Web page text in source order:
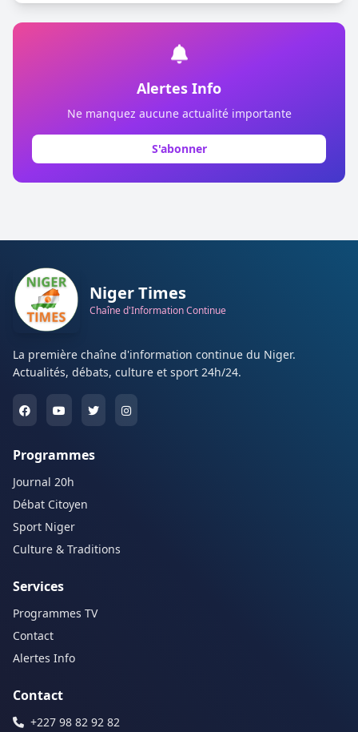
Alertes Info
Ne manquez aucune actualité importante
S'abonner
Niger Times
Chaîne d'Information Continue
La première chaîne d'information continue du Niger.
Actualités, débats, culture et sport 24h/24.
Programmes
Journal 20h
Débat Citoyen
Sport Niger
Culture & Traditions
Services
Programmes TV
Contact
Alertes Info
Contact
+227 98 82 92 82